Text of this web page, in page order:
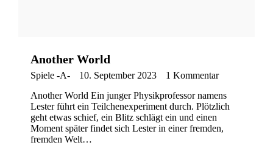
Another World
Spiele -A- 10. September 2023
1 Kommentar
Another World Ein junger Physikprofessor namens
Lester führt ein Teilchenexperiment durch. Plötzlich
geht etwas schief, ein Blitz schlägt ein und einen
Moment später findet sich Lester in einer fremden,
fremden Welt…